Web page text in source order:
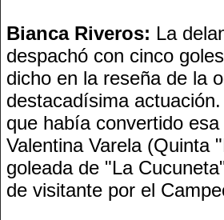
Bianca Riveros: La
despachó con cinco
dicho en la reseña de la
destacadísima
que había convertido
Valentina Varela (Quinta
goleada de "La
de visitante por el